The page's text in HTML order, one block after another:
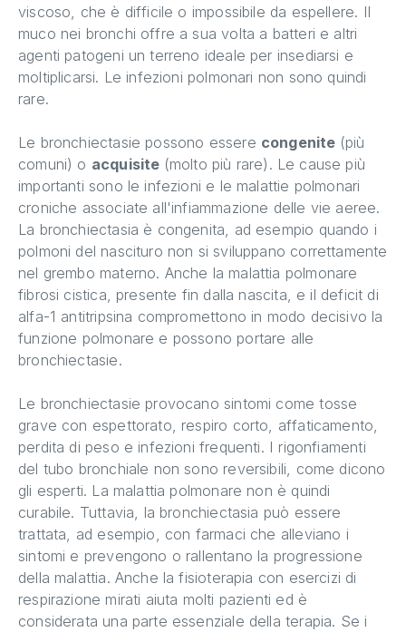
viscoso, che è difficile o impossibile da espellere. Il
muco nei bronchi offre a sua volta a batteri e altri
agenti patogeni un terreno ideale per insediarsi e
moltiplicarsi. Le infezioni polmonari non sono quindi
rare.
Le bronchiectasie possono essere congenite (più
comuni) o acquisite (molto più rare). Le cause più
importanti sono le infezioni e le malattie polmonari
croniche associate all'infiammazione delle vie aeree.
La bronchiectasia è congenita, ad esempio quando i
polmoni del nascituro non si sviluppano correttamente
nel grembo materno. Anche la malattia polmonare
fibrosi cistica, presente fin dalla nascita, e il deficit di
alfa-1 antitripsina compromettono in modo decisivo la
funzione polmonare e possono portare alle
bronchiectasie.
Le bronchiectasie provocano sintomi come tosse
grave con espettorato, respiro corto, affaticamento,
perdita di peso e infezioni frequenti. I rigonfiamenti
del tubo bronchiale non sono reversibili, come dicono
gli esperti. La malattia polmonare non è quindi
curabile. Tuttavia, la bronchiectasia può essere
trattata, ad esempio, con farmaci che alleviano i
sintomi e prevengono o rallentano la progressione
della malattia. Anche la fisioterapia con esercizi di
respirazione mirati aiuta molti pazienti ed è
considerata una parte essenziale della terapia. Se i